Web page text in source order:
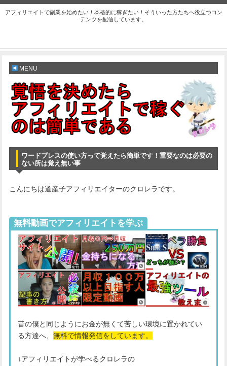
アフィリエイトで副業を始めたい！本格的に稼ぎたい！そういった方たちへ役立つコン
テンツを配信しています。
MENU
ワードプレスの使い方って覚えたら簡単です！重要なのは必要の
ない所は覚え無い事
こんにちは道産子アフィリエイターのクロレラです。
無料動画でアフィリエイトを学ぶ
昔の僕と同じようにお金が無くて苦しい環境に置かれてい
る方達へ、無料で情報発信をしています。
↓アフィリエイトが学べるクロレラの